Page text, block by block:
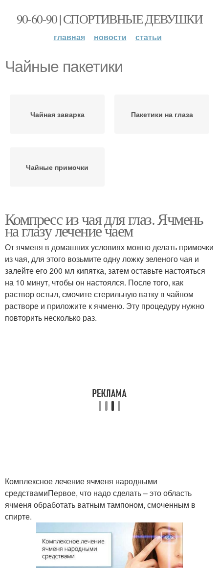
90-60-90 | СПОРТИВНЫЕ ДЕВУШКИ
главная новости статьи
Чайные пакетики
Чайная заварка Пакетики на глаза
Чайные примочки
Компресс из чая для глаз. Ячмень
на глазу лечение чаем
От ячменя в домашних условиях можно делать примочки
из чая, для этого возьмите одну ложку зеленого чая и
залейте его 200 мл кипятка, затем оставьте настояться
на 10 минут, чтобы он настоялся. После того, как
раствор остыл, смочите стерильную ватку в чайном
растворе и приложите к ячменю. Эту процедуру нужно
повторить несколько раз.
Комплексное лечение ячменя народными
средствамиПервое, что надо сделать – это область
ячменя обработать ватным тампоном, смоченным в
спирте.